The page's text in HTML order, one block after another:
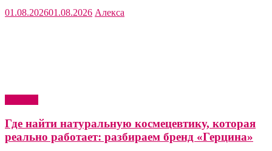
01.08.202601.08.2026 Алекса
Где найти натуральную космецевтику, которая
реально работает: разбираем бренд «Герцина»